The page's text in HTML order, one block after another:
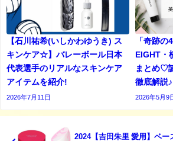
【石川祐希(いしかわゆうき) ス
キンケア☆】バレーボール日本
代表選手のリアルなスキンケア
アイテムを紹介!
2026年7月11日
「奇跡の
EIGHT・
まとめ♡
徹底解説♪
2026年5月9
2024【吉田朱里 愛用】ベ